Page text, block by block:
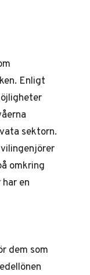
Enligt
sektorn.
omkring
en
dem som